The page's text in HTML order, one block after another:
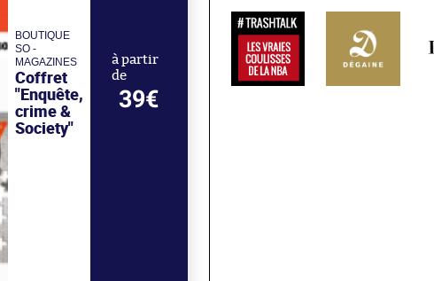
BOUTIQUE
SO -
MAGAZINES
Coffret
"Enquête,
crime &
Society"
à partir
de
39€